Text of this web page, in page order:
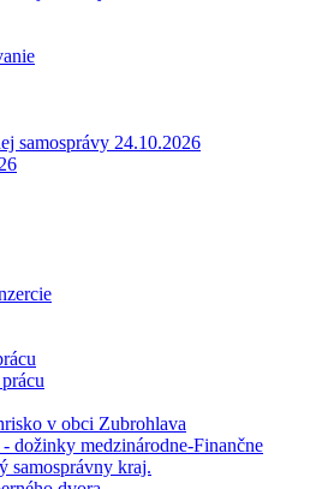
samosprávy 24.10.2026
v obci Zubrohlava
dožinky medzinárodne-Finančne
samosprávny kraj.